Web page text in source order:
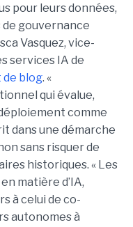
pour leurs données,
de gouvernance
Vasquez, vice-
services IA de
de blog. «
qui évalue,
comme
dans une démarche
sans risquer de
historiques. « Les
matière d’IA,
à celui de co-
autonomes à